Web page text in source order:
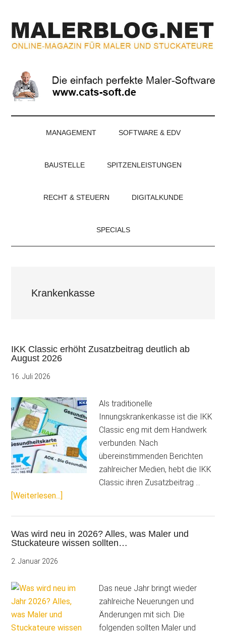
springen
secondary
menu
springen
springen
Magazin
für
Maler
und
MANAGEMENT SOFTWARE & EDV
BAUSTELLE SPITZENLEISTUNGEN
RECHT & STEUERN DIGITALKUNDE
SPECIALS
Krankenkasse
IKK Classic erhöht Zusatzbeitrag deutlich ab
August 2026
16. Juli 2026
Als traditionelle
Innungskrankenkasse ist die IKK
Classic eng mit dem Handwerk
verbunden. Nach
übereinstimmenden Berichten
zahlreicher Medien, hebt die IKK
Classic ihren Zusatzbeitrag …
[Weiterlesen...]
Zusatzbeitrag
deutlich
2026
Was wird neu in 2026? Alles, was Maler und
Stuckateure wissen sollten…
2. Januar 2026
Das neue Jahr bringt wieder
zahlreiche Neuerungen und
Änderungen mit sich. Die
folgenden sollten Maler und